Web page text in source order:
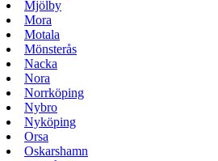
Mjölby
Mora
Motala
Mönsterås
Nacka
Nora
Norrköping
Nybro
Nyköping
Orsa
Oskarshamn